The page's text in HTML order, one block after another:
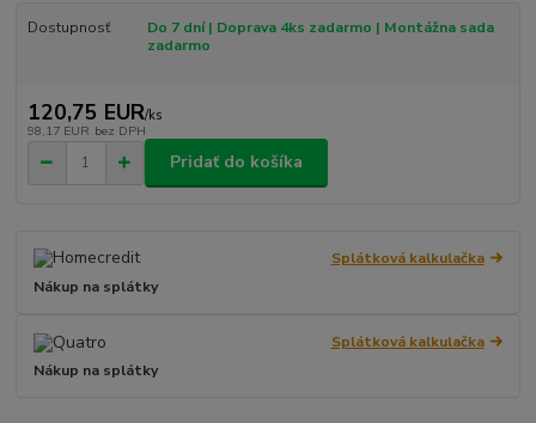
Dostupnosť
Do 7 dní | Doprava 4ks zadarmo | Montážna sada
zadarmo
120,75 EUR/ks
98,17 EUR bez DPH
Pridať do košíka
Splátková kalkulačka
Nákup na splátky
Splátková kalkulačka
Nákup na splátky